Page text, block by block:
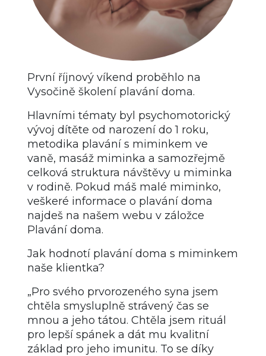
První říjnový víkend proběhlo na
Vysočině školení plavání doma.
Hlavními tématy byl psychomotorický
vývoj dítěte od narození do 1 roku,
metodika plavání s miminkem ve
vaně, masáž miminka a samozřejmě
celková struktura návštěvy u miminka
v rodině. Pokud máš malé miminko,
veškeré informace o plavání doma
najdeš na našem webu v záložce
Plavání doma.
Jak hodnotí plavání doma s miminkem
naše klientka?
„Pro svého prvorozeného syna jsem
chtěla smysluplně strávený čas se
mnou a jeho tátou. Chtěla jsem rituál
pro lepší spánek a dát mu kvalitní
základ pro jeho imunitu. To se díky